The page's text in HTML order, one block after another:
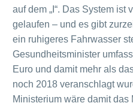
auf dem „I“. Das System ist
gelaufen – und es gibt
ein ruhigeres Fahrwasser
Gesundheitsminister
Euro und damit mehr als
noch 2018 veranschlagt
Ministerium wäre damit das